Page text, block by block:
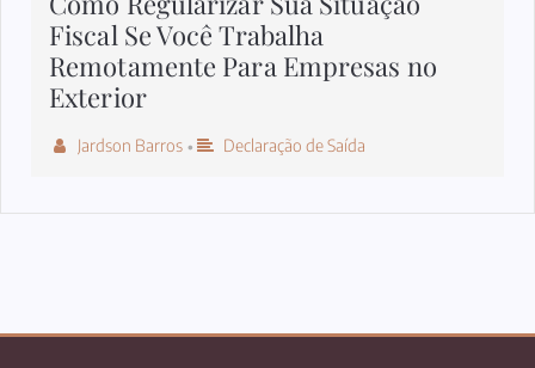
Fiscal Se Você Trabalha
Remotamente Para Empresas no
Exterior
Jardson Barros • Declaração de Saída